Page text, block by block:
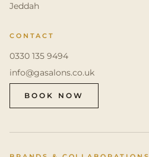
Jeddah
CONTACT
0330 135 9494
info@gasalons.co.uk
BOOK NOW